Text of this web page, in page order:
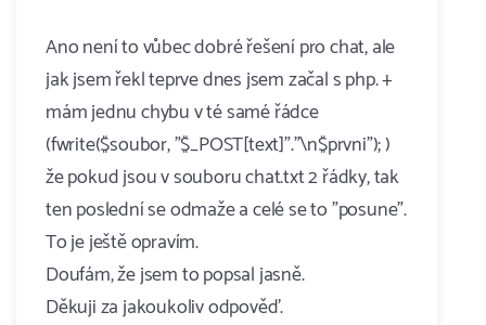
Ano není to vůbec dobré řešení pro chat, ale
jak jsem řekl teprve dnes jsem začal s php. +
mám jednu chybu v té samé řádce
(fwrite($soubor, "$_POST[text]"."\n$prvni"); )
že pokud jsou v souboru chat.txt 2 řádky, tak
ten poslední se odmaže a celé se to "posune".
To je ještě opravím.
Doufám, že jsem to popsal jasně.
Děkuji za jakoukoliv odpověď.